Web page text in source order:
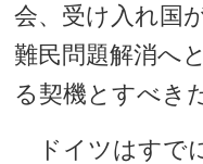
会、受け入れ国
難民問題解消へ
る契機とすべき
ドイツはすで